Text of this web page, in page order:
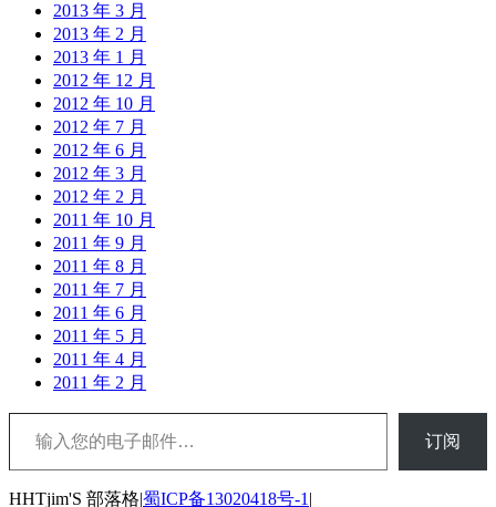
2013 年 3 月
2013 年 2 月
2013 年 1 月
2012 年 12 月
2012 年 10 月
2012 年 7 月
2012 年 6 月
2012 年 3 月
2012 年 2 月
2011 年 10 月
2011 年 9 月
2011 年 8 月
2011 年 7 月
2011 年 6 月
2011 年 5 月
2011 年 4 月
2011 年 2 月
输入您的电子邮件…
订阅
HHTjim'S 部落格|蜀ICP备13020418号-1 |